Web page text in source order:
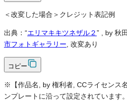
＜改変した場合＞クレジット表記例
出典：“エリマキキツネザル２” , by 秋
市フォトギャラリー , 改変あり
コピー
※【作品名, by 権利者, CCライセンス
ンプレートに沿って設定されています。